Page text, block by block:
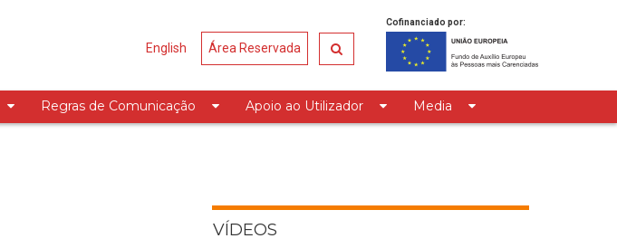
Cofinanciado por:
English Área Reservada
Regras de Comunicação Apoio ao Utilizador Media
VÍDEOS